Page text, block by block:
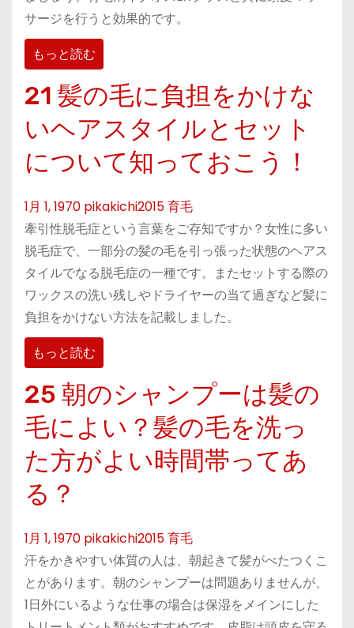
サージを行うと効果的です。
もっと読む
21 髪の毛に負担をかけな
いヘアスタイルとセット
について知っておこう！
1月 1, 1970 pikakichi2015育毛
牽引性脱毛症という言葉をご存知ですか？女性に多い
脱毛症で、一部分の髪の毛を引っ張った状態のヘアス
タイルでなる脱毛症の一種です。またセットする際の
ワックスの洗い残しやドライヤーの当て過ぎなど髪に
負担をかけない方法を記載しました。
もっと読む
25 朝のシャンプーは髪の
毛によい？髪の毛を洗っ
た方がよい時間帯ってあ
る？
1月 1, 1970 pikakichi2015育毛
汗をかきやすい体質の人は、朝起きて髪がべたつくこ
とがあります。朝のシャンプーは問題ありませんが、
1日外にいるような仕事の場合は保湿をメインにした